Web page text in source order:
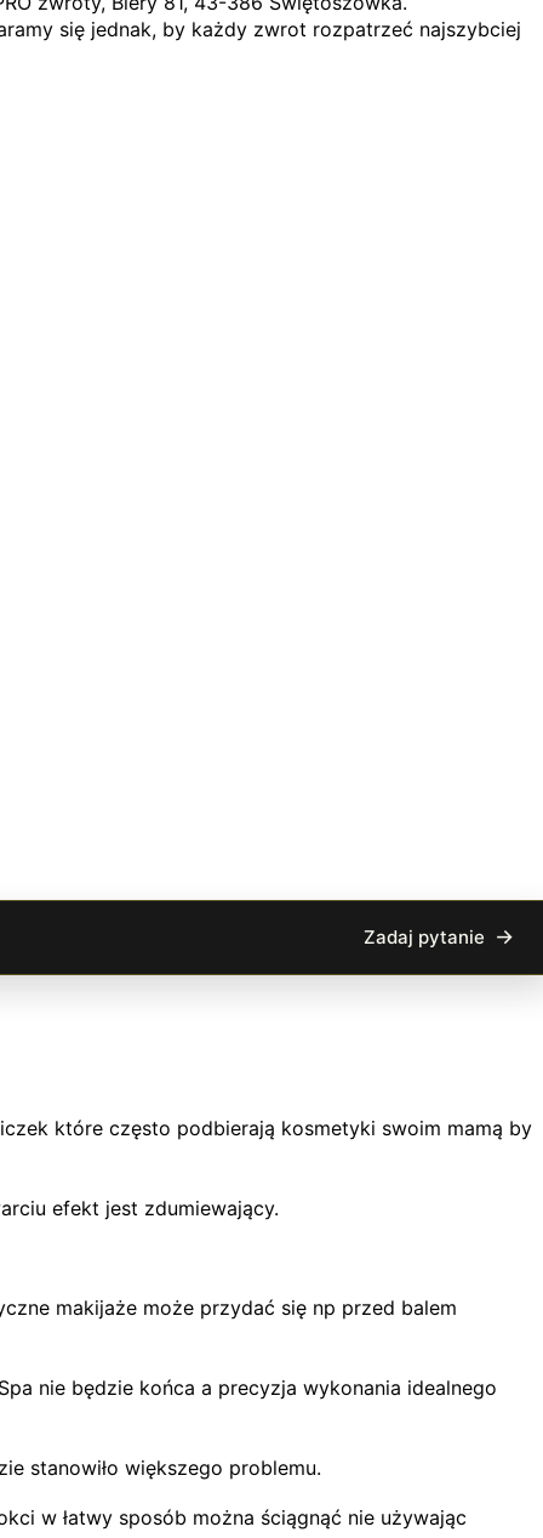
się jednak, by każdy zwrot rozpatrzeć najszybciej
Zadaj pytanie
które często podbierają kosmetyki swoim mamą by
efekt jest zdumiewający.
makijaże może przydać się np przed balem
nie będzie końca a precyzja wykonania idealnego
stanowiło większego problemu.
w łatwy sposób można ściągnąć nie używając